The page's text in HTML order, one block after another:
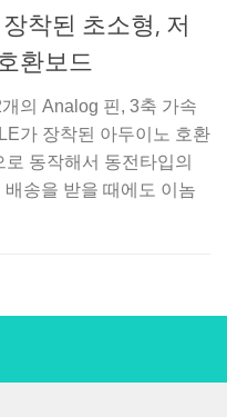
착된 초소형, 저
환보드
의 Analog 핀, 3축 가속
가 장착된 아두이노 호환
동작해서 동전타입의
송을 받을 때에도 이놈